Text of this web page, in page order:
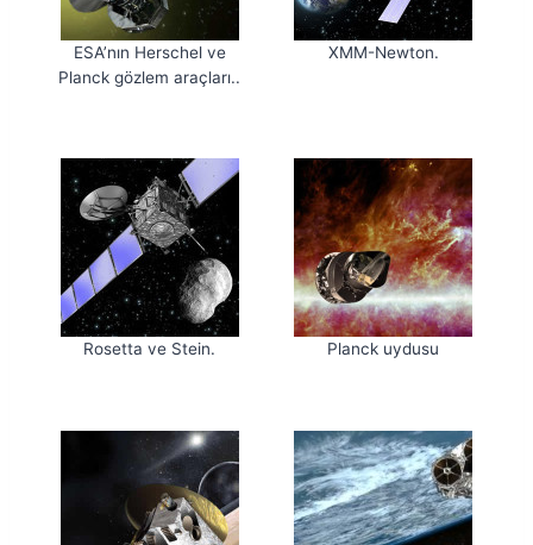
ESA’nın Herschel ve
Planck gözlem araçları..
XMM-Newton.
Rosetta ve Stein. Planck uydusu